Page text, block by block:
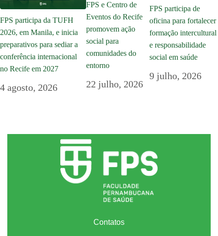
FPS participa da TUFH
2026, em Manila, e inicia
preparativos para sediar a
conferência internacional
no Recife em 2027
4 agosto, 2026
FPS e Centro de
Eventos do Recife
promovem ação
social para
comunidades do
entorno
22 julho, 2026
FPS participa de
oficina para fortalecer
formação intercultural
e responsabilidade
social em saúde
9 julho, 2026
Contatos